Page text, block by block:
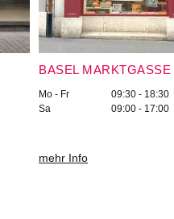
BASEL MARKTGASSE
Mo - Fr
09:30 - 18:30
Sa
09:00 - 17:00
mehr Info